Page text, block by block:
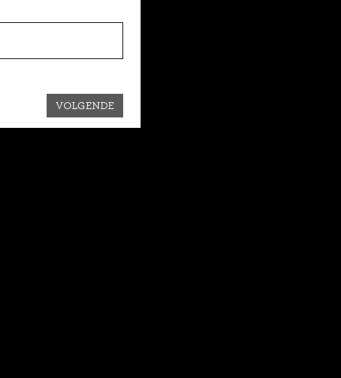
VOLGENDE